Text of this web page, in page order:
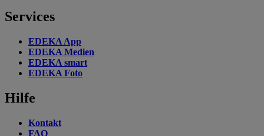
Services
EDEKA App
EDEKA Medien
EDEKA smart
EDEKA Foto
Hilfe
Kontakt
FAQ